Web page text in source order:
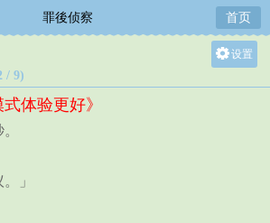
罪後侦察 首页
设置
/ 9)
体验更好》
」